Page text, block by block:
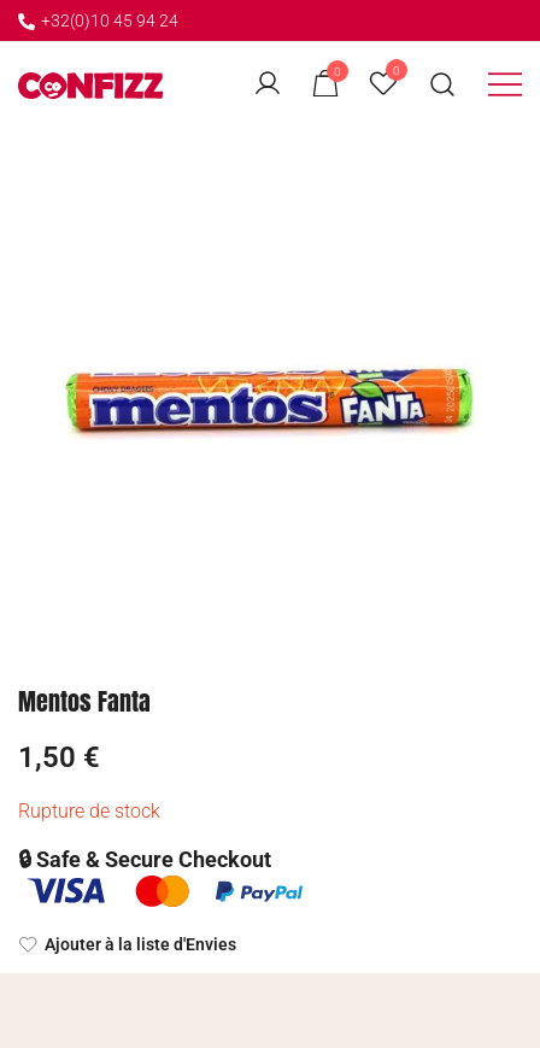
+32(0)10 45 94 24
0 0
← GO BACK
Mentos Fanta
1,50 €
Rupture de stock
🔒 Safe & Secure Checkout
Ajouter à la liste d'Envies